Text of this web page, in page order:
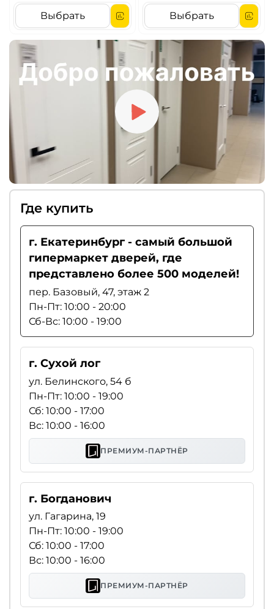
Выбрать
Выбрать
Где купить
г. Екатеринбург - самый большой
гипермаркет дверей, где
представлено более 500 моделей!
пер. Базовый, 47, этаж 2
Пн-Пт: 10:00 - 20:00
Сб-Вс: 10:00 - 19:00
г. Сухой лог
ул. Белинского, 54 б
Пн-Пт: 10:00 - 19:00
Сб: 10:00 - 17:00
Вс: 10:00 - 16:00
ПРЕМИУМ-ПАРТНЁР
г. Богданович
ул. Гагарина, 19
Пн-Пт: 10:00 - 19:00
Сб: 10:00 - 17:00
Вс: 10:00 - 16:00
ПРЕМИУМ-ПАРТНЁР